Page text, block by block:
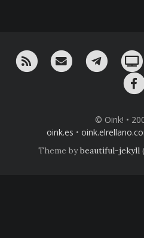
RSS ¡Mándame un
© Oink! •
oink.es •
Theme bybeautiful-jekyll